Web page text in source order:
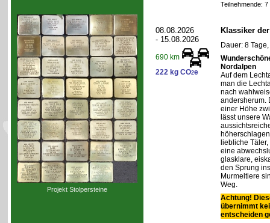
Projekt Stolpersteine
Teilnehmende:
08.08.2026
- 15.08.2026
690 km
222 kg CO2e
Klassiker
Dauer: 8
Nordalpen
Auf dem
man die
nach
andersherum.
einer Höhe
lässt unsere
liebliche
eine
glasklare,
den Sprung
Murmeltiere
Weg.
Achtung!
übernimmt
entscheiden